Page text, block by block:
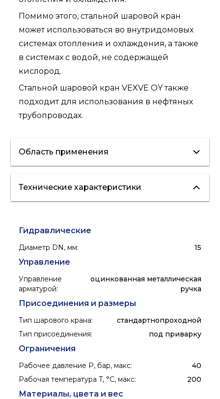
Помимо этого, стальной шаровой кран
может использоваться во внутридомовых
системах отопления и охлаждения, а также
в системах с водой, не содержащей
кислород.
Стальной шаровой кран VEXVE OY также
подходит для использования в нефтяных
трубопроводах.
Область применения
водоснабжение отопление
Технические характеристики
Гидравлические
Диаметр DN, мм: 15
Управление
Управление
арматурой:
оцинкованная металлическая
ручка
Присоединения и размеры
Тип шарового крана:
стандартнопроходной
Тип присоединения: под приварку
Ограничения
Рабочее давление P, бар, макс:
40
Рабочая температура T, °C, макс: 200
Материалы, цвета и вес